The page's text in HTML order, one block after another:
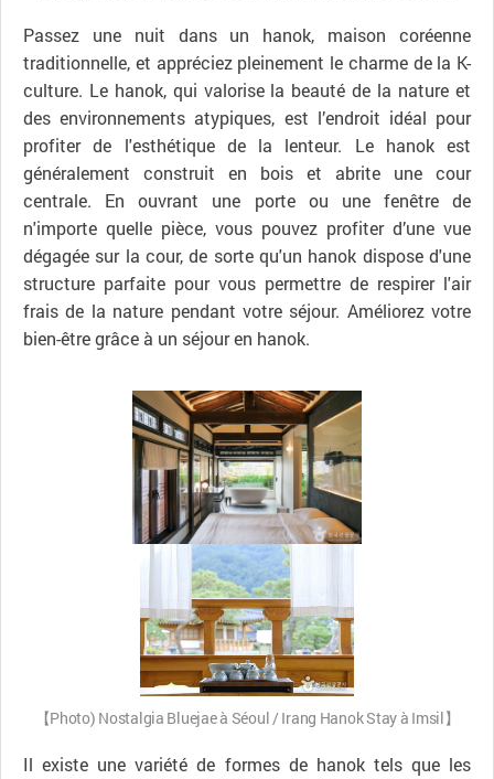
Passez une nuit dans un hanok, maison coréenne
traditionnelle, et appréciez pleinement le charme de la K-
culture. Le hanok, qui valorise la beauté de la nature et
des environnements atypiques, est l’endroit idéal pour
profiter de l'esthétique de la lenteur. Le hanok est
généralement construit en bois et abrite une cour
centrale. En ouvrant une porte ou une fenêtre de
n'importe quelle pièce, vous pouvez profiter d’une vue
dégagée sur la cour, de sorte qu'un hanok dispose d'une
structure parfaite pour vous permettre de respirer l'air
frais de la nature pendant votre séjour. Améliorez votre
bien-être grâce à un séjour en hanok.
【Photo) Nostalgia Bluejae à Séoul / Irang Hanok Stay à Imsil】
Il existe une variété de formes de hanok tels que les